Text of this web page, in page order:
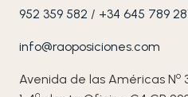
952 359 582 / +34 645 789
info@raoposiciones.com
Avenida de las Américas No